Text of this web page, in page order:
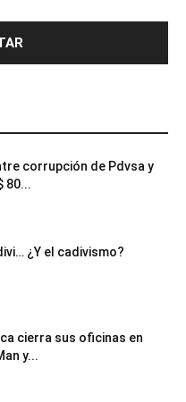
corrupción de Pdvsa y
80...
¿Y el cadivismo?
cierra sus oficinas en
y...